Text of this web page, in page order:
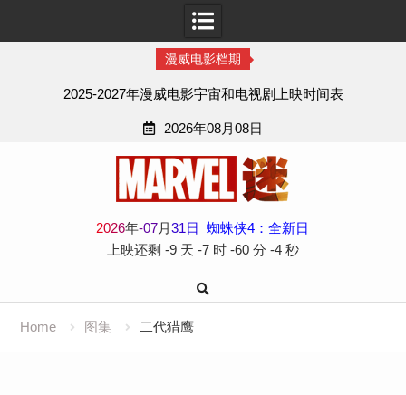
漫威电影档期
2025-2027年漫威电影宇宙和电视剧上映时间表
2026年08月08日
2026年-07月31日
蜘蛛侠4：全新日
上映还剩 -9 天 -7 时 -60 分 -5 秒
Home 图集 二代猎鹰